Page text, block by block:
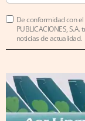
De conformidad con el
PUBLICACIONES,
noticias de actualidad.